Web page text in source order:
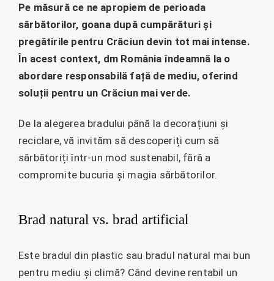
Pe măsură ce ne apropiem de perioada
sărbătorilor, goana după cumpărături și
pregătirile pentru Crăciun devin tot mai intense.
În acest context, dm România îndeamnă la o
abordare responsabilă față de mediu, oferind
soluții pentru un Crăciun mai verde.
De la alegerea bradului până la decorațiuni și
reciclare, vă invităm să descoperiți cum să
sărbătoriți într-un mod sustenabil, fără a
compromite bucuria și magia sărbătorilor.
Brad natural vs. brad artificial
Este bradul din plastic sau bradul natural mai bun
pentru mediu și climă? Când devine rentabil un